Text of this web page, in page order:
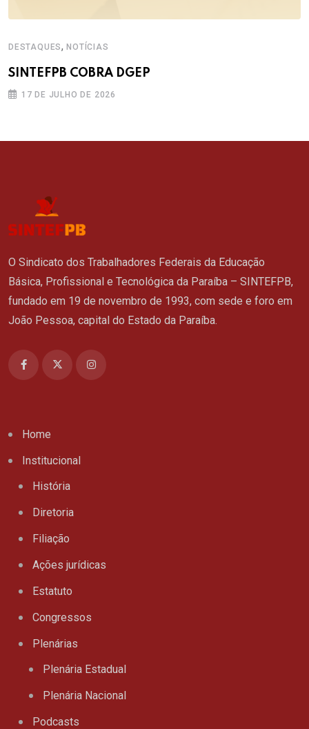
DESTAQUES,NOTÍCIAS
SINTEFPB COBRA DGEP
17 DE JULHO DE 2026
O Sindicato dos Trabalhadores Federais da Educação
Básica, Profissional e Tecnológica da Paraíba – SINTEFPB,
fundado em 19 de novembro de 1993, com sede e foro em
João Pessoa, capital do Estado da Paraíba.
Home
Institucional
História
Diretoria
Filiação
Ações jurídicas
Estatuto
Congressos
Plenárias
Plenária Estadual
Plenária Nacional
Podcasts